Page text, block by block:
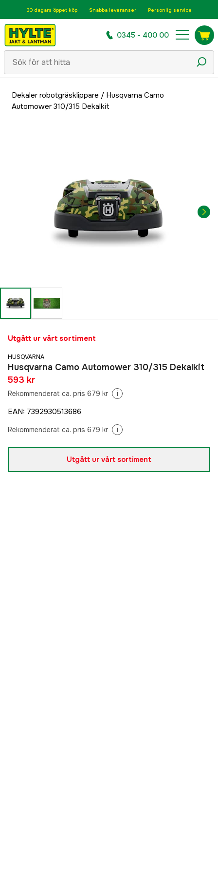
30 dagars öppet köp Snabba leveranser Personlig service
0345 - 400 00
Dekaler robotgräsklippare / Husqvarna Camo
Automower 310/315 Dekalkit
Utgått ur vårt sortiment
HUSQVARNA
Husqvarna Camo Automower 310/315 Dekalkit
593 kr
Rekommenderat ca. pris 679 kr i
EAN: 7392930513686
Rekommenderat ca. pris 679 kr i
Utgått ur vårt sortiment